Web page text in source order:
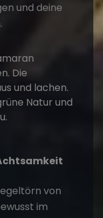
und deine
von
im